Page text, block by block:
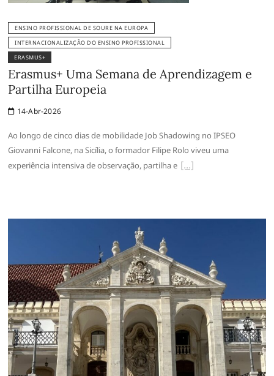
ENSINO PROFISSIONAL DE SOURE NA EUROPA
INTERNACIONALIZAÇÃO DO ENSINO PROFISSIONAL
ERASMUS+
Erasmus+ Uma Semana de Aprendizagem e
Partilha Europeia
14-Abr-2026
Ao longo de cinco dias de mobilidade Job Shadowing no IPSEO
Giovanni Falcone, na Sicília, o formador Filipe Rolo viveu uma
experiência intensiva de observação, partilha e